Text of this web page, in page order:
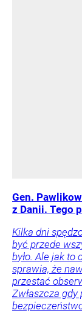
Gen.
z Danii. Tego
Kilka dni
być przede
było. Ale jak
sprawia, że
przestać
Zwłaszcza